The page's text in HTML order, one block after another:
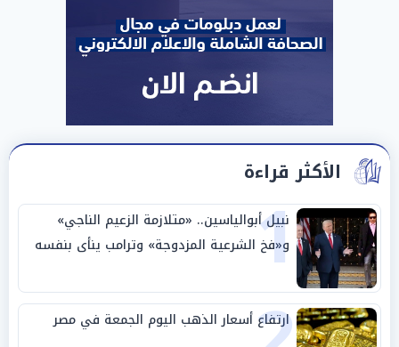
الأكثر قراءة
1
نبيل أبوالياسين.. «متلازمة الزعيم الناجي»
و«فخ الشرعية المزدوجة» وترامب ينأى بنفسه
وحليفه في «ميتم استراتيجي»
ارتفاع أسعار الذهب اليوم الجمعة في مصر